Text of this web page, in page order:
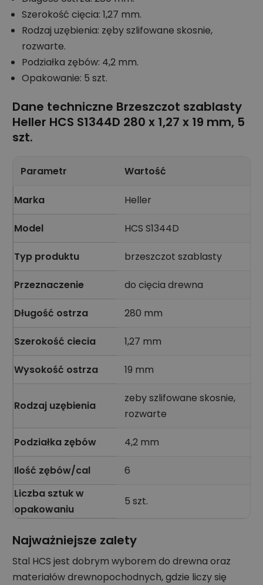
Szerokość cięcia: 1,27 mm.
Rodzaj uzębienia: zęby szlifowane skosnie,
rozwarte.
Podziałka zębów: 4,2 mm.
Opakowanie: 5 szt.
Dane techniczne Brzeszczot szablasty
Heller HCS S1344D 280 x 1,27 x 19 mm, 5
szt.
Parametr Wartość
Marka Heller
Model HCS S1344D
Typ produktu brzeszczot szablasty
Przeznaczenie do cięcia drewna
Długość ostrza 280 mm
Szerokość ciecia 1,27 mm
Wysokość ostrza 19 mm
Rodzaj uzębienia
zeby szlifowane skosnie,
rozwarte
Podziałka zębów 4,2 mm
Ilość zębów/cal
6
Liczba sztuk w
opakowaniu
5 szt.
Najważniejsze zalety
Stal HCS jest dobrym wyborem do drewna oraz
materiałów drewnopochodnych, gdzie liczy się